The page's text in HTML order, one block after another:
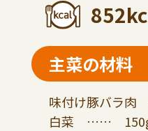
主菜の材料
味付け豚バラ
白菜 ……